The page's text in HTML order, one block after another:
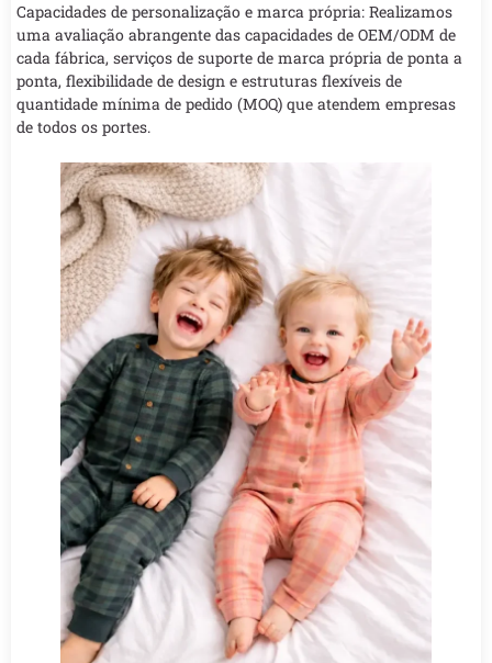
Capacidades de personalização e marca própria: Realizamos
uma avaliação abrangente das capacidades de OEM/ODM de
cada fábrica, serviços de suporte de marca própria de ponta a
ponta, flexibilidade de design e estruturas flexíveis de
quantidade mínima de pedido (MOQ) que atendem empresas
de todos os portes.